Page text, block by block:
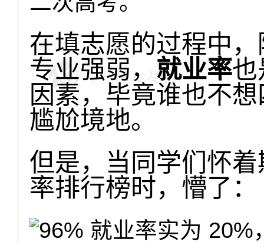
在填志愿的过程中
专业强弱， 就业率也
因素，毕竟谁也不
尴尬境地。
但是，当同学们怀
率排行榜时，懵了：